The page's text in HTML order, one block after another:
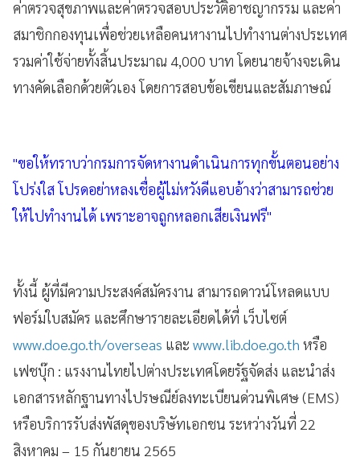
ค่าตรวจสุขภาพและค่าตรวจสอบประวัติอาชญากรรม และค่า
สมาชิกกองทุนเพื่อช่วยเหลือคนหางานไปทำงานต่างประเทศ
รวมค่าใช้จ่ายทั้งสิ้นประมาณ 4,000 บาท โดยนายจ้างจะเดิน
ทางคัดเลือกด้วยตัวเอง โดยการสอบข้อเขียนและสัมภาษณ์
"ขอให้ทราบว่ากรมการจัดหางานดำเนินการทุกขั้นตอนอย่าง
โปร่งใส โปรดอย่าหลงเชื่อผู้ไม่หวังดีแอบอ้างว่าสามารถช่วย
ให้ไปทำงานได้ เพราะอาจถูกหลอกเสียเงินฟรี"
ทั้งนี้ ผู้ที่มีความประสงค์สมัครงาน สามารถดาวน์โหลดแบบ
ฟอร์มใบสมัคร และศึกษารายละเอียดได้ที่ เว็บไซต์
www.doe.go.th/overseas และ www.lib.doe.go.th หรือ
เฟชบุ๊ก : แรงงานไทยไปต่างประเทศโดยรัฐจัดส่ง และนำส่ง
เอกสารหลักฐานทางไปรษณีย์ลงทะเบียนด่วนพิเศษ (EMS)
หรือบริการรับส่งพัสดุของบริษัทเอกชน ระหว่างวันที่ 22
สิงหาคม – 15 กันยายน 2565